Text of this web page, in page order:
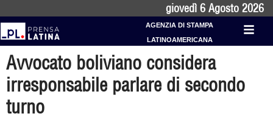
giovedì 6 Agosto 2026
AGENZIA DI STAMPA
LATINOAMERICANA
Avvocato boliviano considera
irresponsabile parlare di secondo
turno